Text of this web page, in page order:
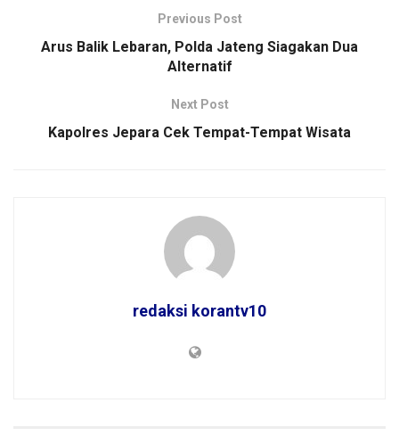
Previous Post
Arus Balik Lebaran, Polda Jateng Siagakan Dua
Alternatif
Next Post
Kapolres Jepara Cek Tempat-Tempat Wisata
redaksi korantv10